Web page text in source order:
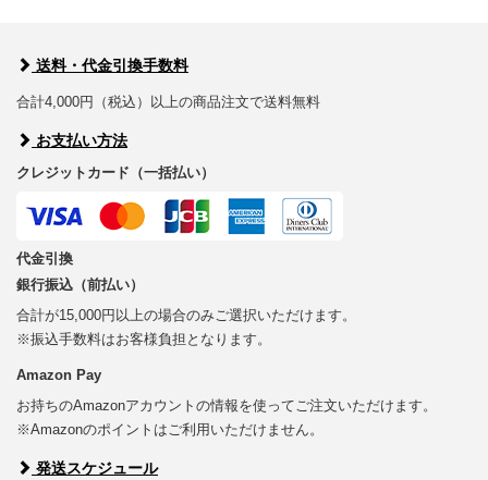
送料・代金引換手数料
合計4,000円（税込）以上の商品注文で送料無料
お支払い方法
クレジットカード（一括払い）
代金引換
銀行振込（前払い）
合計が15,000円以上の場合のみご選択いただけます。
※振込手数料はお客様負担となります。
Amazon Pay
お持ちのAmazonアカウントの情報を使ってご注文いただけます。
※Amazonのポイントはご利用いただけません。
発送スケジュール